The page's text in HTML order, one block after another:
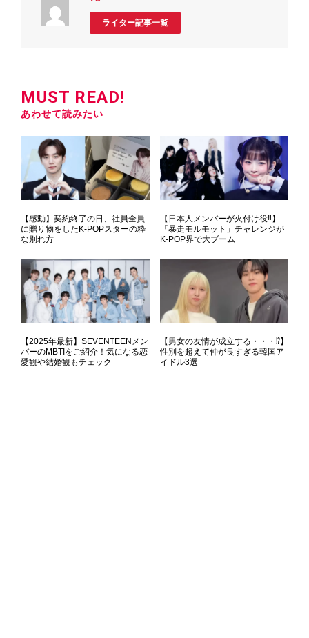
ライター記事一覧
MUST READ!
あわせて読みたい
【感動】契約終了の日、社員全員
に贈り物をしたK-POPスターの粋
な別れ方
【日本人メンバーが火付け役‼】
「暴走モルモット」チャレンジが
K-POP界で大ブーム
【2025年最新】SEVENTEENメン
バーのMBTIをご紹介！気になる恋
愛観や結婚観もチェック
【男女の友情が成立する・・・⁉】
性別を超えて仲が良すぎる韓国ア
イドル3選